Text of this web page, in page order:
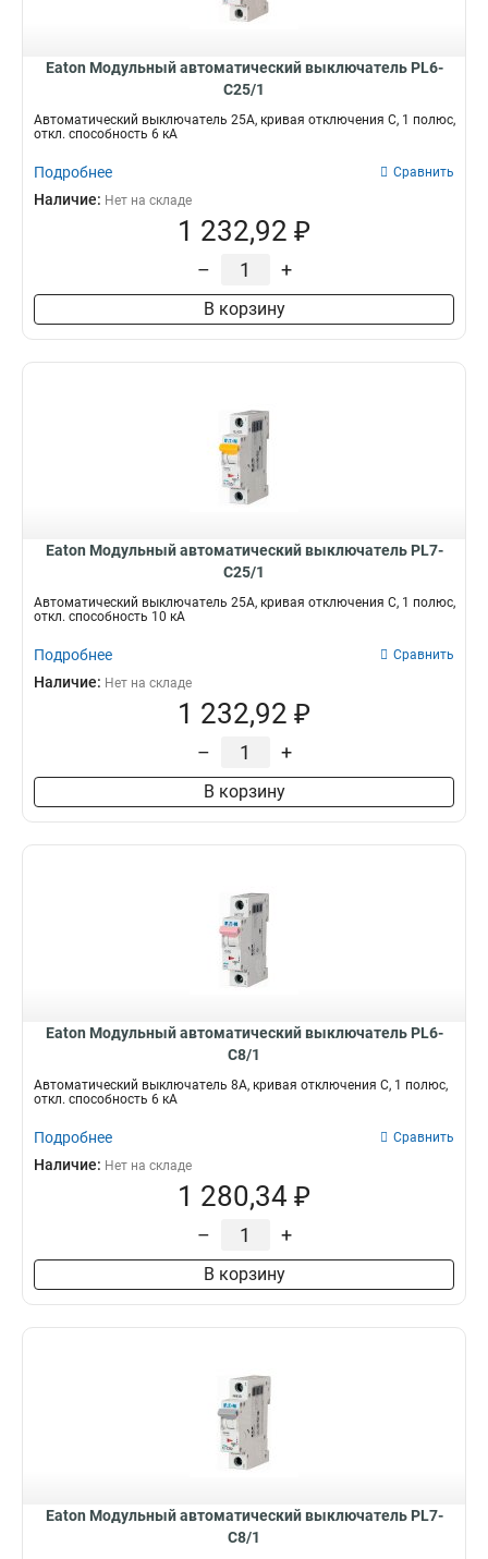
Eaton Модульный автоматический выключатель PL6-
C25/1
Автоматический выключатель 25А, кривая отключения С, 1 полюс,
откл. способность 6 кА
Подробнее Сравнить
Наличие: Нет на складе
1 232,92 ₽
– +
В корзину
Eaton Модульный автоматический выключатель PL7-
C25/1
Автоматический выключатель 25А, кривая отключения C, 1 полюс,
откл. способность 10 кА
Подробнее Сравнить
Наличие: Нет на складе
1 232,92 ₽
– +
В корзину
Eaton Модульный автоматический выключатель PL6-
C8/1
Автоматический выключатель 8А, кривая отключения C, 1 полюс,
откл. способность 6 кА
Подробнее Сравнить
Наличие: Нет на складе
1 280,34 ₽
– +
В корзину
Eaton Модульный автоматический выключатель PL7-
C8/1